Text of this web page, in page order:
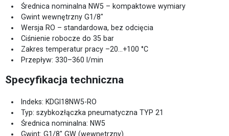
Średnica nominalna NW5 – kompaktowe wymiary
Gwint wewnętrzny G1/8"
Wersja RO – standardowa, bez odcięcia
Ciśnienie robocze do 35 bar
Zakres temperatur pracy –20…+100 °C
Przepływ: 330–360 l/min
Specyfikacja techniczna
Indeks: KDGI18NW5-RO
Typ: szybkozłączka pneumatyczna TYP 21
Średnica nominalna: NW5
Gwint: G1/8" GW (wewnętrzny)